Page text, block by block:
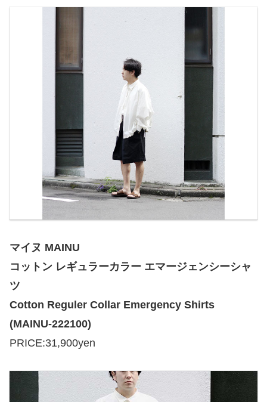
マイヌ MAINU
コットン レギュラーカラー エマージェンシーシャ
ツ
Cotton Reguler Collar Emergency Shirts
(MAINU-222100)
PRICE:31,900yen